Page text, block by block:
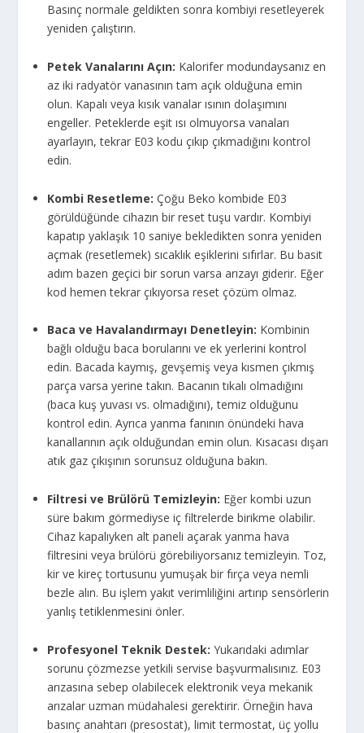
Basınç normale geldikten sonra kombiyi resetleyerek
yeniden çalıştırın.
Petek Vanalarını Açın: Kalorifer modundaysanız en
az iki radyatör vanasının tam açık olduğuna emin
olun. Kapalı veya kısık vanalar ısının dolaşımını
engeller. Peteklerde eşit ısı olmuyorsa vanaları
ayarlayın, tekrar E03 kodu çıkıp çıkmadığını kontrol
edin.
Kombi Resetleme: Çoğu Beko kombide E03
görüldüğünde cihazın bir reset tuşu vardır. Kombiyi
kapatıp yaklaşık 10 saniye bekledikten sonra yeniden
açmak (resetlemek) sıcaklık eşiklerini sıfırlar. Bu basit
adım bazen geçici bir sorun varsa arızayı giderir. Eğer
kod hemen tekrar çıkıyorsa reset çözüm olmaz.
Baca ve Havalandırmayı Denetleyin: Kombinin
bağlı olduğu baca borularını ve ek yerlerini kontrol
edin. Bacada kaymış, gevşemiş veya kısmen çıkmış
parça varsa yerine takın. Bacanın tıkalı olmadığını
(baca kuş yuvası vs. olmadığını), temiz olduğunu
kontrol edin. Ayrıca yanma fanının önündeki hava
kanallarının açık olduğundan emin olun. Kısacası dışarı
atık gaz çıkışının sorunsuz olduğuna bakın.
Filtresi ve Brülörü Temizleyin: Eğer kombi uzun
süre bakım görmediyse iç filtrelerde birikme olabilir.
Cihaz kapalıyken alt paneli açarak yanma hava
filtresini veya brülörü görebiliyorsanız temizleyin. Toz,
kir ve kireç tortusunu yumuşak bir fırça veya nemli
bezle alın. Bu işlem yakıt verimliliğini artırıp sensörlerin
yanlış tetiklenmesini önler.
Profesyonel Teknik Destek: Yukarıdaki adımlar
sorunu çözmezse yetkili servise başvurmalısınız. E03
arızasına sebep olabilecek elektronik veya mekanik
arızalar uzman müdahalesi gerektirir. Örneğin hava
basınç anahtarı (presostat), limit termostat, üç yollu